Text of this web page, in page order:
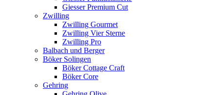
Giesser Premium Cut
Zwilling
Zwilling Gourmet
Zwilling Vier Sterne
Zwilling Pro
Balbach und Berger
Böker Solingen
Böker Cottage Craft
Böker Core
Gehring